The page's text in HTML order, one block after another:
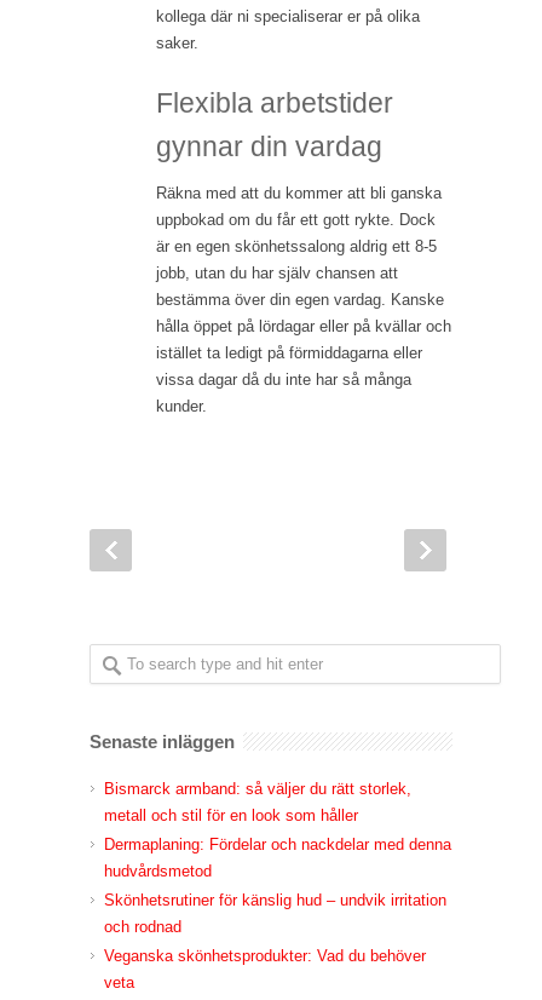
kollega där ni specialiserar er på olika
saker.
Flexibla arbetstider
gynnar din vardag
Räkna med att du kommer att bli ganska
uppbokad om du får ett gott rykte. Dock
är en egen skönhetssalong aldrig ett 8-5
jobb, utan du har själv chansen att
bestämma över din egen vardag. Kanske
hålla öppet på lördagar eller på kvällar och
istället ta ledigt på förmiddagarna eller
vissa dagar då du inte har så många
kunder.
Senaste inläggen
Bismarck armband: så väljer du rätt storlek,
metall och stil för en look som håller
Dermaplaning: Fördelar och nackdelar med denna
hudvårdsmetod
Skönhetsrutiner för känslig hud – undvik irritation
och rodnad
Veganska skönhetsprodukter: Vad du behöver
veta